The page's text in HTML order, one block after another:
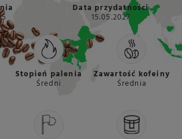
Data przydatności
15.05.2027
Stopień palenia
Średni
Zawartość kofeiny
Średnia